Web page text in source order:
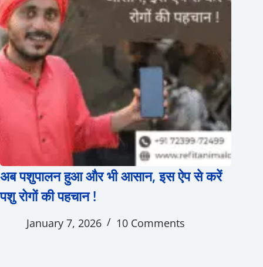
अब पशुपालन हुआ और भी आसान, इस ऐप से करें
पशु रोगों की पहचान !
January 7, 2026 10 Comments